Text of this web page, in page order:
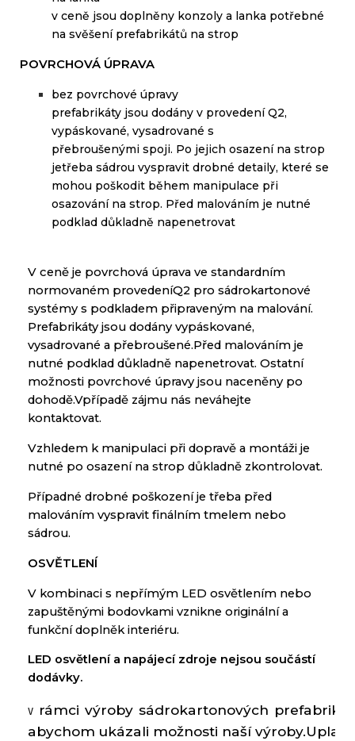
v ceně jsou doplněny konzoly a lanka potřebné
na svěšení prefabrikátů na strop
POVRCHOVÁ ÚPRAVA
bez povrchové úpravy
prefabrikáty jsou dodány v provedení Q2,
vypáskované, vysadrované s
přebroušenými spoji. Po jejich osazení na strop
jetřeba sádrou vyspravit drobné detaily, které se
mohou poškodit během manipulace při
osazování na strop. Před malováním je nutné
podklad důkladně napenetrovat
V ceně je povrchová úprava ve standardním
normovaném provedeníQ2 pro sádrokartonové
systémy s podkladem připraveným na malování.
Prefabrikáty jsou dodány vypáskované,
vysadrované a přebroušené.Před malováním je
nutné podklad důkladně napenetrovat. Ostatní
možnosti povrchové úpravy jsou naceněny po
dohodě.Vpřípadě zájmu nás neváhejte
kontaktovat.
Vzhledem k manipulaci při dopravě a montáži je
nutné po osazení na strop důkladně zkontrolovat.
Případné drobné poškození je třeba před
malováním vyspravit finálním tmelem nebo
sádrou.
OSVĚTLENÍ
V kombinaci s nepřímým LED osvětlením nebo
zapuštěnými bodovkami vznikne originální a
funkční doplněk interiéru.
LED osvětlení a napájecí zdroje nejsou součástí
dodávky.
V rámci výroby sádrokartonových
abychom ukázali možnosti naší výroby.